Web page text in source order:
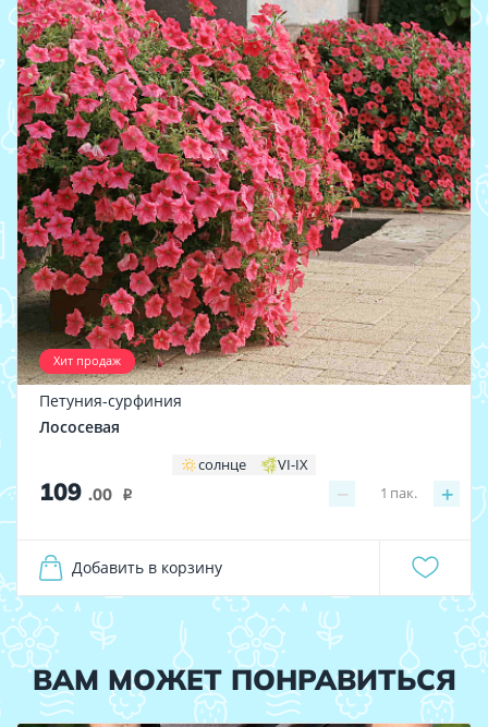
Хит продаж
Петуния-сурфиния
Лососевая
солнце VI-IX
109 .00 i − +
1 пак.
Добавить в корзину
ВАМ МОЖЕТ ПОНРАВИТЬСЯ